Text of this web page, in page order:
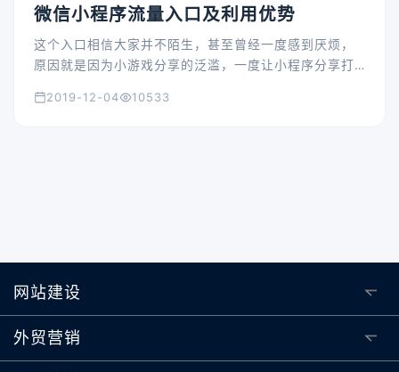
微信小程序流量入口及利用优势
这个入口相信大家并不陌生，甚至曾经一度感到厌烦，
原因就是因为小游戏分享的泛滥，一度让小程序分享打
可以让你的小程序流量瞬间爆发。企业或商家小程序如
2019-12-04 10533
网站建设
外贸营销